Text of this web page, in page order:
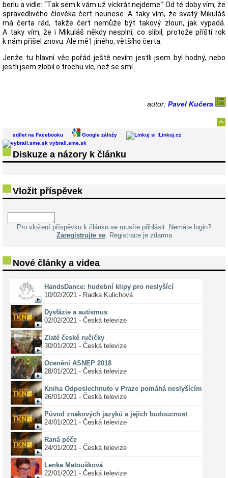
berlu a vidle: “Tak sem k vám už víckrát nejdeme.” Od té doby vím, že
spravedlivého člověka čert neunese. A taky vím, že svatý Mikuláš
má čerta rád, takže čert nemůže být takový zloun, jak vypadá.
A taky vím, že i Mikuláš někdy nesplní, co slíbil, protože příští rok
k nám přišel znovu. Ale mě1 jiného, většího čerta.
Jenže tu hlavní věc pořád ještě nevím jestli jsem byl hodný, nebo
jestli jsem zlobil o trochu víc, než se smí…
autor: Pavel Kučera
sdílet na Facebooku Google záložy
Linkuj.cz
vybrali.sme.sk
Diskuze a názory k článku
Vložit příspěvek
Pro vložení příspěvku k článku se musíte přihlásit. Nemáte login?
Zaregistrujte se. Registrace je zdarma
Nové články a videa
HandsDance: hudební klipy pro neslyšící
10/02/2021 - Radka Kulichová
Dysfázie a autismus
02/02/2021 - Česká televize
Zlaté české ručičky
30/01/2021 - Česká televize
Ocenění ASNEP 2018
28/01/2021 - Česká televize
Kniha Odposlechnuto v Praze pomáhá neslyšícím
26/01/2021 - Česká televize
Původ znakových jazyků a jejich budoucnost
24/01/2021 - Česká televize
Raná péče
24/01/2021 - Česká televize
Lenka Matoušková
22/01/2021 - Česká televize